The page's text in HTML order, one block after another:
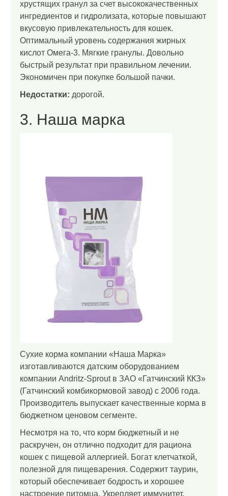
хрустящих гранул за счет высококачественных
ингредиентов и гидролизата, которые повышают
вкусовую привлекательность для кошек.
Оптимальный уровень содержания жирных
кислот Омега-3. Мягкие гранулы. Довольно
быстрый результат при правильном лечении.
Экономичен при покупке большой пачки.
Недостатки: дорогой.
3. Наша марка
Сухие корма компании «Наша Марка»
изготавливаются датским оборудованием
компании Andritz-Sprout в ЗАО «Гатчинский ККЗ»
(Гатчинский комбикормовой завод) с 2006 года.
Производитель выпускает качественные корма в
бюджетном ценовом сегменте.
Несмотря на то, что корм бюджетный и не
раскручен, он отлично подходит для рациона
кошек с пищевой аллергией. Богат клетчаткой,
полезной для пищеварения. Содержит таурин,
который обеспечивает бодрость и хорошее
настроение питомца. Укрепляет иммунитет,